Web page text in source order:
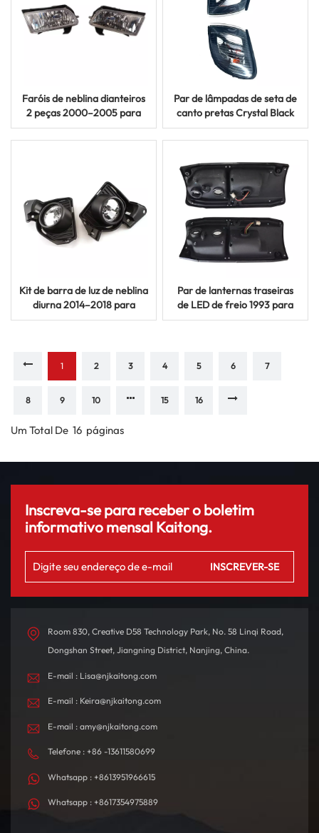
Faróis de neblina dianteiros
2 peças 2000–2005 para
modelos Toyota Succeed
Probox NCP55
Par de lâmpadas de seta de
canto pretas Crystal Black
2003–2013 para Hyundai
Starex
Kit de barra de luz de neblina
diurna 2014–2018 para
modelos de van Toyota
Par de lanternas traseiras
de LED de freio 1993 para
modelos Toyota Land
1 2 3 4 5 6 7
8 9 10 15 16
Um Total De 16 Páginas
Inscreva-se para receber o boletim
informativo mensal Kaitong.
Room 830, Creative D58 Technology Park, No. 58 Linqi Road,
Dongshan Street, Jiangning District, Nanjing, China.
E-mail : Lisa@njkaitong.com
E-mail : Keira@njkaitong.com
E-mail : amy@njkaitong.com
Telefone : +86 -13611580699
Whatsapp : +8613951966615
Whatsapp : +8617354975889